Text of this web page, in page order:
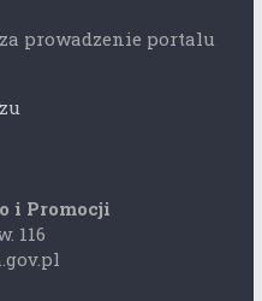
prowadzenie portalu
i Promocji
116